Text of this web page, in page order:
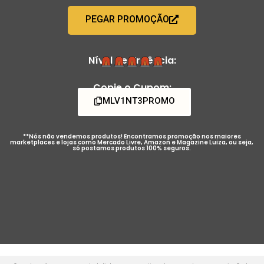
PEGAR PROMOÇÃO
Nível de Urgência:
Copie o Cupom:
MLV1NT3PROMO
**Nós não vendemos produtos! Encontramos promoção nos maiores
marketplaces e lojas como Mercado Livre, Amazon e Magazine Luiza, ou seja,
só postamos produtos 100% seguros.